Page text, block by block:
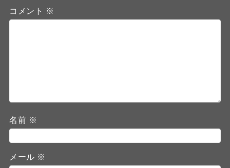
コメント ※
名前 ※
メール ※